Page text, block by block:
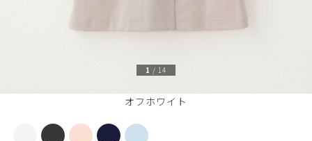
オフホワイト
1 / 14